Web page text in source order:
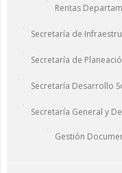
Rentas
Secretaría de
Secretaría de
Secretaría Desarrollo
Secretaría General y
Gestión